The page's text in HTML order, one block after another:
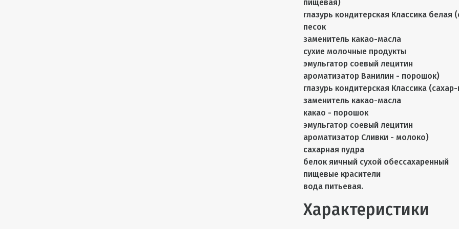
пищевая)
глазурь кондитерская Классика белая
песок
заменитель какао-масла
сухие молочные продукты
эмульгатор соевый лецитин
ароматизатор Ванилин - порошок)
глазурь кондитерская Классика
заменитель какао-масла
какао - порошок
эмульгатор соевый лецитин
ароматизатор Сливки - молоко)
сахарная пудра
белок яичный сухой обессахаренный
пищевые красители
вода питьевая.
Характеристики